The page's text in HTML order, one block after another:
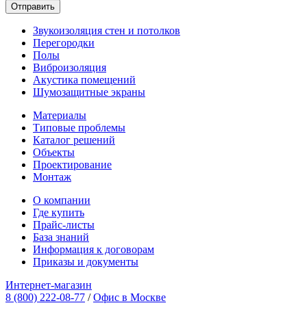
Звукоизоляция стен и потолков
Перегородки
Полы
Виброизоляция
Акустика помещений
Шумозащитные экраны
Материалы
Типовые проблемы
Каталог решений
Объекты
Проектирование
Монтаж
О компании
Где купить
Прайс-листы
База знаний
Информация к договорам
Приказы и документы
Интернет-магазин
8 (800) 222-08-77 / Офис в Москве